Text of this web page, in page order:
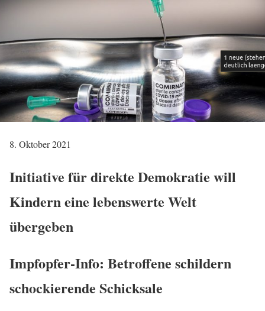
8. Oktober 2021
Initiative für direkte Demokratie will
Kindern eine lebenswerte Welt
übergeben
Impfopfer-Info: Betroffene schildern
schockierende Schicksale